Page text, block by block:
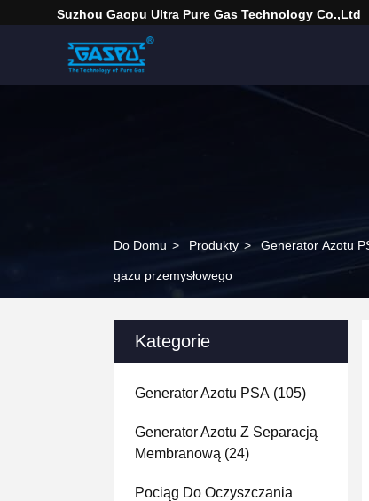
Suzhou Gaopu Ultra Pure Gas Technology Co.,Ltd
Do Domu > Produkty > Generator Azotu
gazu przemysłowego
Kategorie
Generator Azotu PSA (105)
Generator Azotu Z Separacją
Membranową (24)
Pociąg Do Oczyszczania